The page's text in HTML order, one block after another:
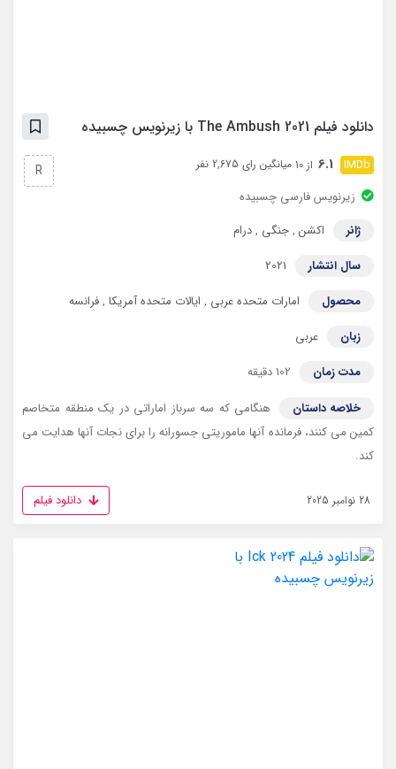
دانلود فیلم The Ambush 2021 با زیرنویس چسبیده
6.1 از 10 میانگین رای 2,675 نفر
زیرنویس فارسی چسبیده
ژانر
اکشن ,جنگی ,درام
سال انتشار
2021
محصول
امارات متحده عربی , ایالات متحده آمریکا ,فرانسه
زبان
عربی
مدت زمان
102 دقیقه
خلاصه داستان
هنگامی که سه سرباز اماراتی در یک منطقه متخاصم
کمین می کنند، فرمانده آنها ماموریتی جسورانه را برای نجات آنها هدایت می
کند.
R
28 نوامبر 2025 دانلود فیلم